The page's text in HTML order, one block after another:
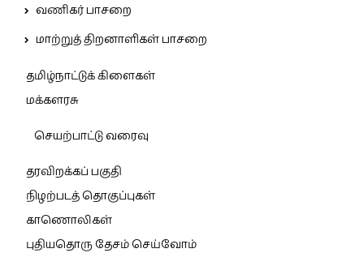
வணிகர் பாசறை
மாற்றுத் திறனாளிகள் பாசறை
தமிழ்நாட்டுக் கிளைகள்
மக்களரசு
செயற்பாட்டு வரைவு
தரவிறக்கப் பகுதி
நிழற்படத் தொகுப்புகள்
காணொலிகள்
புதியதொரு தேசம் செய்வோம்